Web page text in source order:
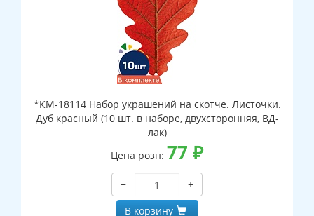
*КМ-18114 Набор украшений на скотче. Листочки.
Дуб красный (10 шт. в наборе, двухсторонняя, ВД-
лак)
Цена розн: 77 ₽
−
+
В корзину